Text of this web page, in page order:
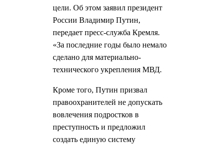
цели. Об этом заявил президент
России Владимир Путин,
передает пресс-служба Кремля.
«За последние годы было немало
сделано для материально-
технического укрепления МВД.
Кроме того, Путин призвал
правоохранителей не допускать
вовлечения подростков в
преступность и предложил
создать единую систему